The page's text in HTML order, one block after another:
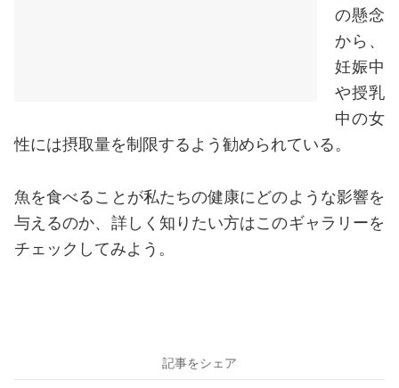
の懸念
から、
妊娠中
や授乳
中の女
性には摂取量を制限するよう勧められている。
魚を食べることが私たちの健康にどのような影響を
与えるのか、詳しく知りたい方はこのギャラリーを
チェックしてみよう。
記事をシェア